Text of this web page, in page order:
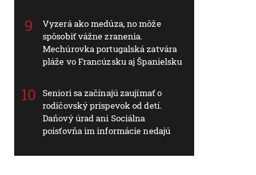
Vyzerá ako medúza, no môže
spôsobiť vážne zranenia.
Mechúrovka portugalská zatvára
pláže vo Francúzsku aj Španielsku
Seniori sa začínajú zaujímať o
rodičovský príspevok od detí.
Daňový úrad ani Sociálna
poisťovňa im informácie nedajú